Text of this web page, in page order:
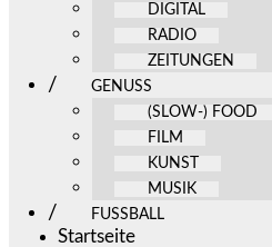
DIGITAL
RADIO
ZEITUNGEN
GENUSS
(SLOW-) FOOD
FILM
KUNST
MUSIK
FUSSBALL
Startseite